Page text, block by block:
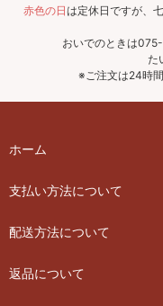
赤色の日は定休日ですが、
おいでのときは
た
※ご注文は24時
ホーム
支払い方法について
配送方法について
返品について